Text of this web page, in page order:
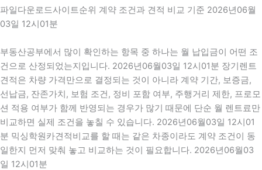
파일다운로드사이트순위 계약 조건과 견적 비교 기준 2026년06월
03일 12시01분
부동산공부에서 많이 확인하는 항목 중 하나는 월 납입금이 어떤 조
건으로 산정되었는지입니다. 2026년06월03일 12시01분 장기렌트
견적은 차량 가격만으로 결정되는 것이 아니라 계약 기간, 보증금,
선납금, 잔존가치, 보험 조건, 정비 포함 여부, 주행거리 제한, 프로모
션 적용 여부가 함께 반영되는 경우가 많기 때문에 단순 월 렌트료만
비교하면 실제 조건을 놓칠 수 있습니다. 2026년06월03일 12시01
분 믹싱학원카견적비교를 할 때는 같은 차종이라도 계약 조건이 동
일한지 먼저 맞춰 놓고 비교하는 것이 필요합니다. 2026년06월03
일 12시01분